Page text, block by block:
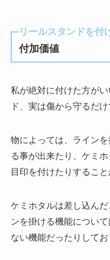
リールスタンドを付
付加価値
私が絶対に付けた方が
ド、実は傷から守るだ
物によっては、ライン
る事が出来たり、ケミ
目印を付けたりすること
ケミホタルは差し込ん
ンを掛ける機能につい
ない機能だったりしてお